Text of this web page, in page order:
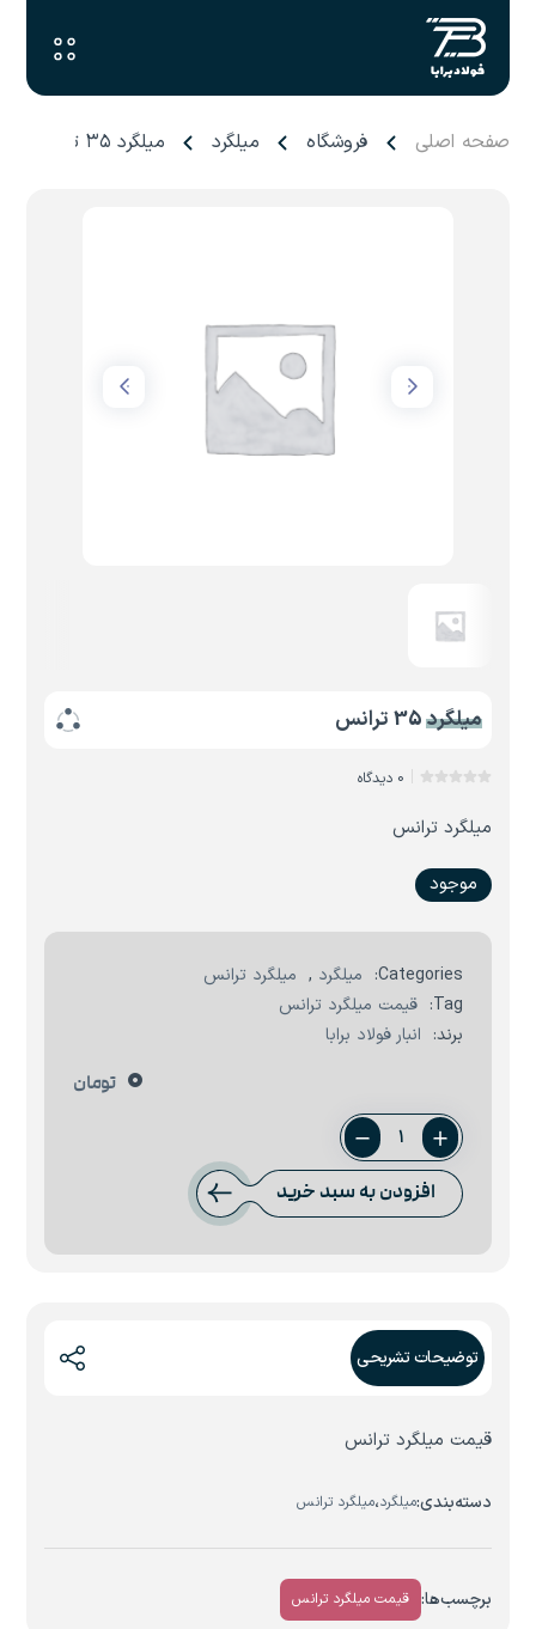
صفحه اصلی فروشگاه میلگرد میلگرد ۳۵ ترانس
میلگرد 35 ترانس
0 دیدگاه
میلگرد ترانس
موجود
Categories: میلگرد , میلگرد ترانس
Tag:
قیمت میلگرد ترانس
برند: انبار فولاد برابا
0 تومان
میلگرد
35
ترانس
افزودن به سبد خرید
توضیحات تشریحی
قیمت میلگرد ترانس
دسته‌بندی:میلگرد،میلگرد ترانس
برچسب‌ها: قیمت میلگرد ترانس